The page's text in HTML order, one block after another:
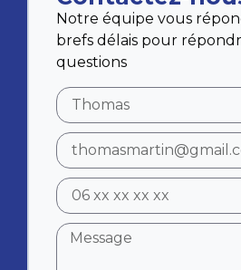
Notre équipe vous
brefs délais pour
questions